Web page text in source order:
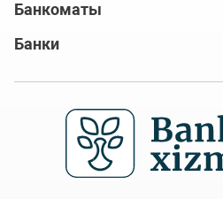
Банкоматы
Банки